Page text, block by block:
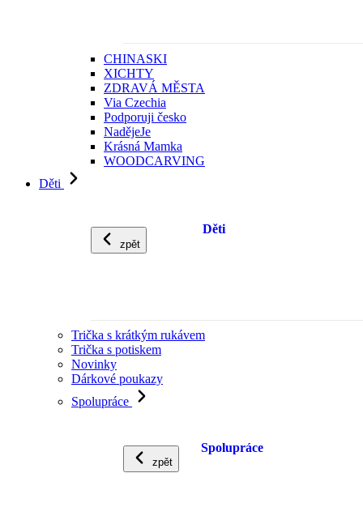
CHINASKI
XICHTY
ZDRAVÁ MĚSTA
Via Czechia
Podporuji česko
NadějeJe
Krásná Mamka
WOODCARVING
Děti
zpět
Děti
Trička s krátkým rukávem
Trička s potiskem
Novinky
Dárkové poukazy
Spolupráce
zpět
Spolupráce